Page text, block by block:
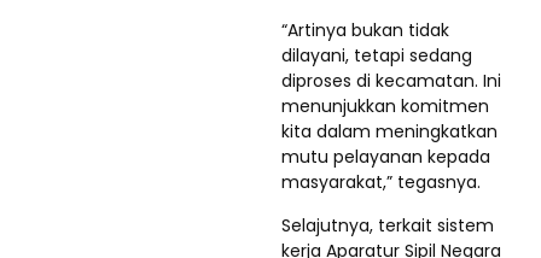
“Artinya bukan tidak
dilayani, tetapi sedang
diproses di kecamatan. Ini
menunjukkan komitmen
kita dalam meningkatkan
mutu pelayanan kepada
masyarakat,” tegasnya.
Selajutnya, terkait sistem
kerja Aparatur Sipil Negara